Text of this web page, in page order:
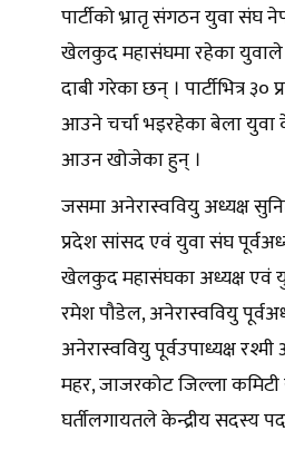
पार्टीको भ्रातृ संगठन युवा संघ
खेलकुद महासंघमा रहेका युवाले
दाबी गरेका छन् । पार्टीभित्र
आउने चर्चा भइरहेका बेला युवा
आउन खोजेका हुन् ।
जसमा अनेरास्ववियु अध्यक्ष
प्रदेश सांसद एवं युवा संघ
खेलकुद महासंघका अध्यक्ष एवं
रमेश पौडेल, अनेरास्ववियु
अनेरास्ववियु पूर्वउपाध्यक्ष
महर, जाजरकोट जिल्ला कमिटी
घर्तीलगायतले केन्द्रीय सदस्य